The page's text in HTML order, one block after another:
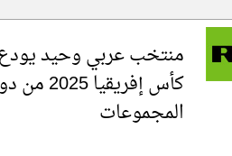
منتخب عربي وحيد
كأس إفريقيا
المجموعات